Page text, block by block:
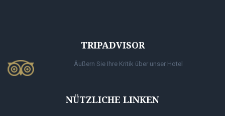
TRIPADVISOR
Äußern Sie Ihre Kritik über unser Hotel
NÜTZLICHE LINKEN